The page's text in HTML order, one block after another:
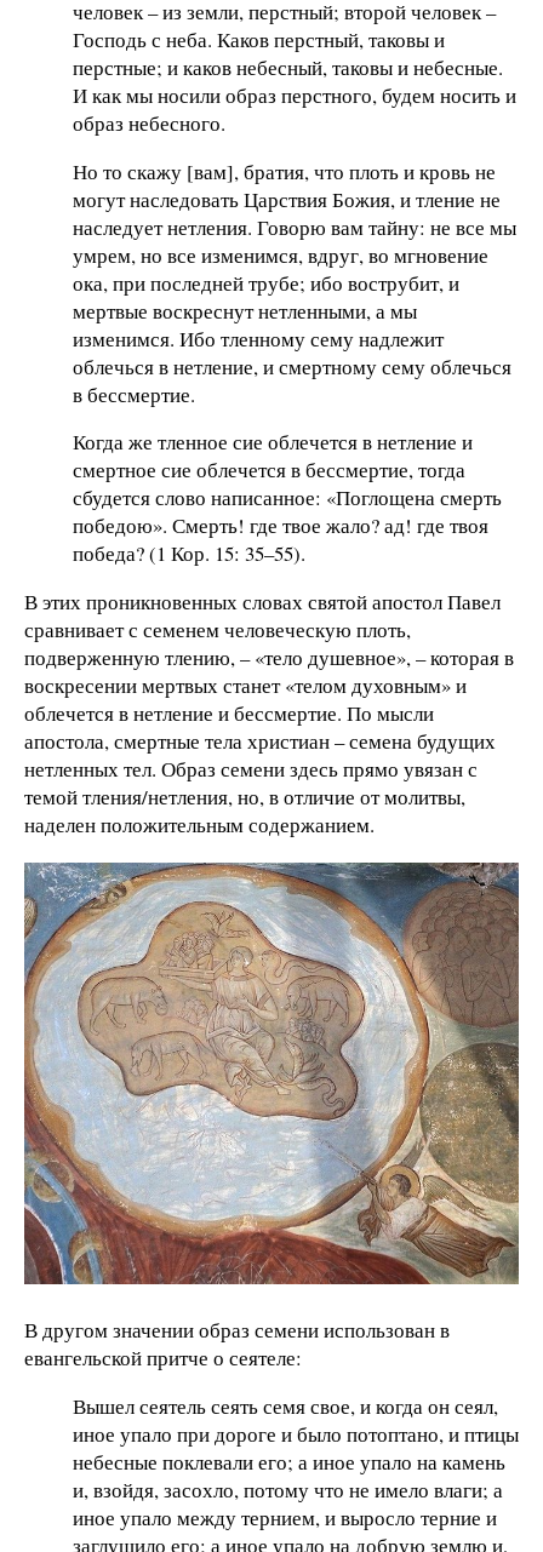
человек – из земли, перстный; второй человек –
Господь с неба. Каков перстный, таковы и
перстные; и каков небесный, таковы и небесные.
И как мы носили образ перстного, будем носить и
образ небесного.
Но то скажу [вам], братия, что плоть и кровь не
могут наследовать Царствия Божия, и тление не
наследует нетления. Говорю вам тайну: не все мы
умрем, но все изменимся, вдруг, во мгновение
ока, при последней трубе; ибо вострубит, и
мертвые воскреснут нетленными, а мы
изменимся. Ибо тленному сему надлежит
облечься в нетление, и смертному сему облечься
в бессмертие.
Когда же тленное сие облечется в нетление и
смертное сие облечется в бессмертие, тогда
сбудется слово написанное: «Поглощена смерть
победою». Смерть! где твое жало? ад! где твоя
победа? (1 Кор. 15: 35–55).
В этих проникновенных словах святой апостол Павел
сравнивает с семенем человеческую плоть,
подверженную тлению, – «тело душевное», – которая в
воскресении мертвых станет «телом духовным» и
облечется в нетление и бессмертие. По мысли
апостола, смертные тела христиан – семена будущих
нетленных тел. Образ семени здесь прямо увязан с
темой тления/нетления, но, в отличие от молитвы,
наделен положительным содержанием.
В другом значении образ семени использован в
евангельской притче о сеятеле:
Вышел сеятель сеять семя свое, и когда он сеял,
иное упало при дороге и было потоптано, и птицы
небесные поклевали его; а иное упало на камень
и, взойдя, засохло, потому что не имело влаги; а
иное упало между тернием, и выросло терние и
заглушило его; а иное упало на добрую землю и,